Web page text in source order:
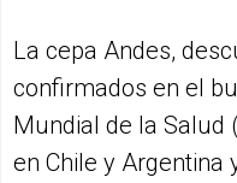
La cepa Andes,
confirmados en el
Mundial de la Salud
en Chile y Argentina